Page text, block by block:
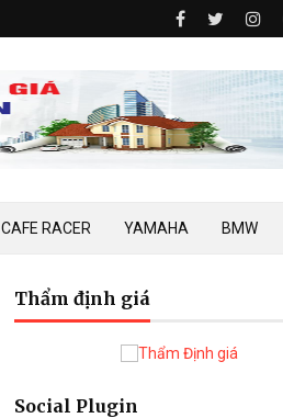
CAFE RACER YAMAHA BMW
Thẩm định giá
Social Plugin